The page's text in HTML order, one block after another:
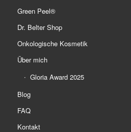
Green Peel®
Dr. Belter Shop
Onkologische Kosmetik
Über mich
Gloria Award 2025
Blog
FAQ
Kontakt